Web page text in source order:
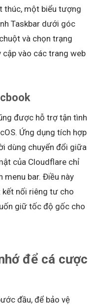
thúc, một biểu tượng
Taskbar dưới góc
và chọn trạng
cập vào các trang web
được hỗ trợ tận tình
Ứng dụng tích hợp
dùng chuyển đổi giữa
của Cloudflare chỉ
menu bar. Điều này
nối riêng tư cho
giữ tốc độ gốc cho
để cá cược
đầu, để bảo vệ